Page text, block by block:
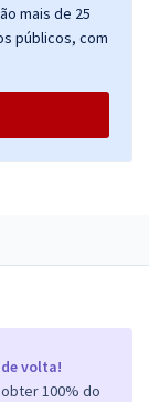
volta!
100% do
mais de 25
públicos, com